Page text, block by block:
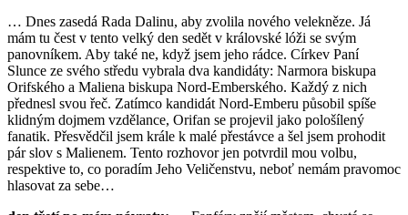
… Dnes zasedá Rada Dalinu, aby zvolila nového velekněze. Já
mám tu čest v tento velký den sedět v královské lóži se svým
panovníkem. Aby také ne, když jsem jeho rádce. Církev Paní
Slunce ze svého středu vybrala dva kandidáty: Narmora biskupa
Orifského a Maliena biskupa Nord-Emberského. Každý z nich
přednesl svou řeč. Zatímco kandidát Nord-Emberu působil spíše
klidným dojmem vzdělance, Orifan se projevil jako pološílený
fanatik. Přesvědčil jsem krále k malé přestávce a šel jsem prohodit
pár slov s Malienem. Tento rozhovor jen potvrdil mou volbu,
respektive to, co poradím Jeho Veličenstvu, neboť nemám pravomoc
hlasovat za sebe…